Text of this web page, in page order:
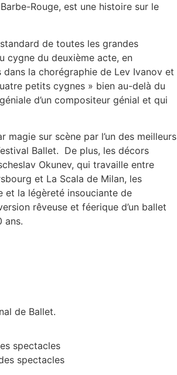
Rouge, est une histoire sur le
de toutes les grandes
cygne du deuxième acte, en
la chorégraphie de Lev Ivanov et
petits cygnes » bien au-delà du
d’un compositeur génial et qui
sur scène par l’un des meilleurs
Ballet. De plus, les décors
Okunev, qui travaille entre
et La Scala de Milan, les
et la légèreté insouciante de
rêveuse et féerique d’un ballet
ans.
de Ballet.
spectacles
spectacles